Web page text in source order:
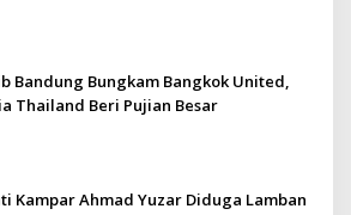
Bandung Bungkam Bangkok United,
Thailand Beri Pujian Besar
Kampar Ahmad Yuzar Diduga Lamban